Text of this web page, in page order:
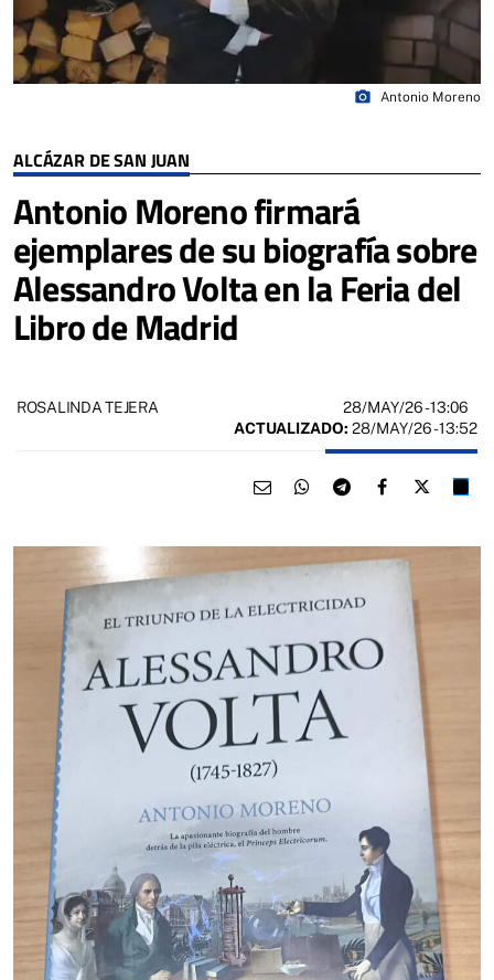
ALCÁZAR DE SAN JUAN
Antonio Moreno firmará
ejemplares de su biografía sobre
Alessandro Volta en la Feria del
Libro de Madrid
photo_camera Antonio Moreno
ROSALINDA TEJERA 28/MAY/26- 13:06
ACTUALIZADO: 28/MAY/26 - 13:52